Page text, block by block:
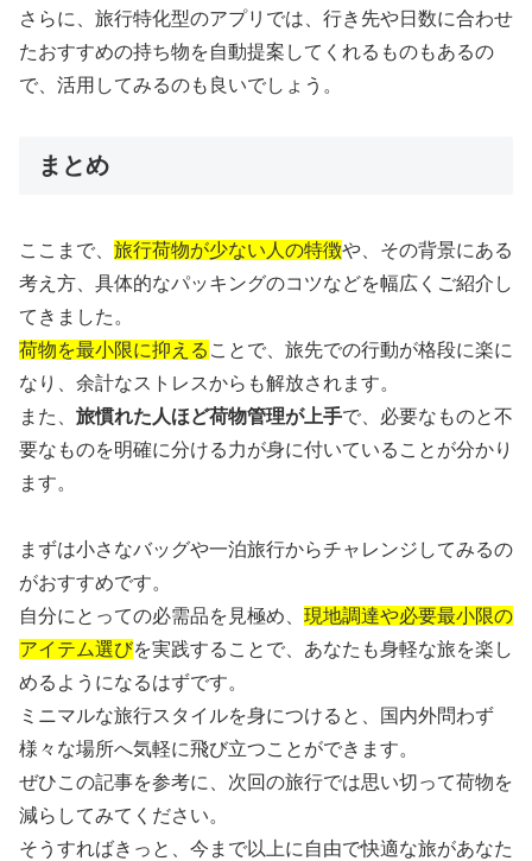
さらに、旅行特化型のアプリでは、行き先や日数に合わせ
たおすすめの持ち物を自動提案してくれるものもあるの
で、活用してみるのも良いでしょう。
まとめ
ここまで、 旅行荷物が少ない人の特徴や、その背景にある
考え方、具体的なパッキングのコツなどを幅広くご紹介し
てきました。
荷物を最小限に抑える ことで、旅先での行動が格段に楽に
なり、余計なストレスからも解放されます。
また、 旅慣れた人ほど荷物管理が上手で、必要なものと不
要なものを明確に分ける力が身に付いていることが分かり
ます。
まずは小さなバッグや一泊旅行からチャレンジしてみるの
がおすすめです。
自分にとっての必需品を見極め、 現地調達や必要最小限の
アイテム選びを実践することで、あなたも身軽な旅を楽し
めるようになるはずです。
ミニマルな旅行スタイルを身につけると、国内外問わず
様々な場所へ気軽に飛び立つことができます。
ぜひこの記事を参考に、次回の旅行では思い切って荷物を
減らしてみてください。
そうすればきっと、今まで以上に自由で快適な旅があなた